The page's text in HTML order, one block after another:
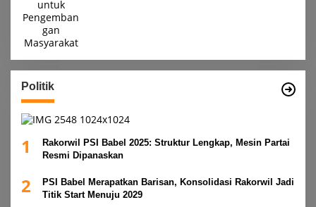
Politik
1
Rakorwil PSI Babel 2025: Struktur Lengkap, Mesin Partai
Resmi Dipanaskan
2
PSI Babel Merapatkan Barisan, Konsolidasi Rakorwil Jadi
Titik Start Menuju 2029